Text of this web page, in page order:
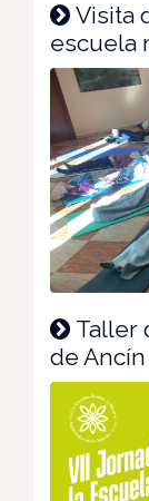
Visita
escuela
Taller
de Ancín